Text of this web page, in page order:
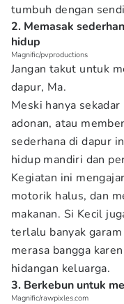
tumbuh dengan
2. Memasak
hidup
Magnific/pvproductions
Jangan takut untuk
dapur, Ma.
Meski hanya
adonan, atau
sederhana di dapur
hidup mandiri dan
Kegiatan ini
motorik halus, dan
makanan. Si Kecil
terlalu banyak
merasa bangga
hidangan keluarga.
3. Berkebun untuk
Magnific/rawpixles.com